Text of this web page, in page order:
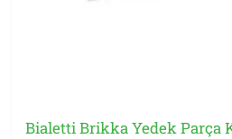
Bialetti Brikka Yedek Parça